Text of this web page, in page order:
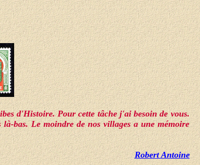
d'Histoire. Pour cette tâche j'ai besoin de vous.
bas. Le moindre de nos villages a une mémoire
Robert Antoine